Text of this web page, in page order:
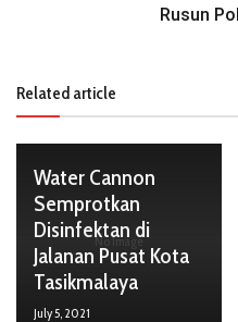
Rusun
Related article
No Image
Water Cannon
Semprotkan
Disinfektan di
Jalanan Pusat Kota
Tasikmalaya
July 5, 2021